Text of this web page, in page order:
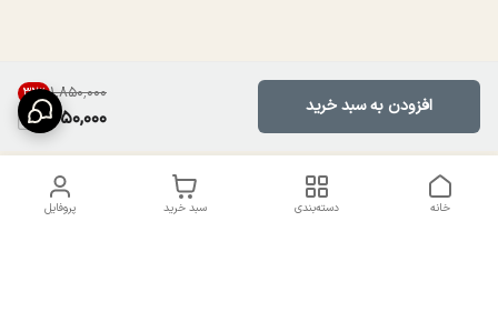
۱٬۸۵۰٬۰۰۰ 32%
1,250,000 افزودن به سبد خرید
پروفایل سبد خرید دسته‌بندی خانه